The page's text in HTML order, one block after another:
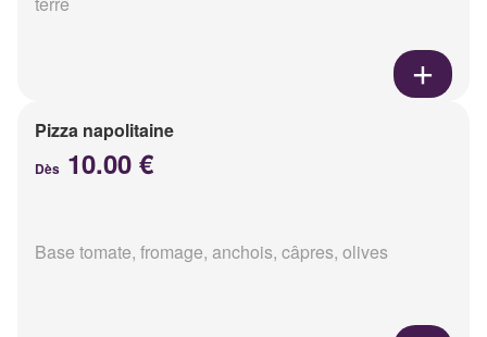
Pizza napolitaine
Dès 10.00 €
Base tomate, fromage, anchois, câpres, olives